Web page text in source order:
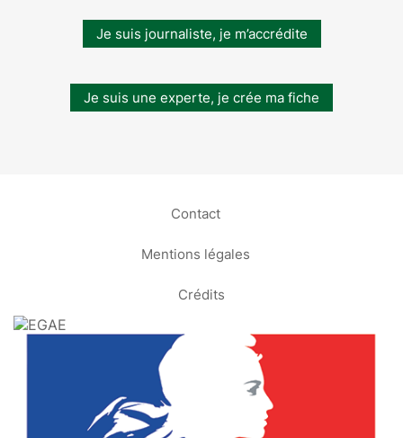
Je suis journaliste, je m’accrédite
Je suis une experte, je crée ma fiche
Contact
Mentions légales
Crédits